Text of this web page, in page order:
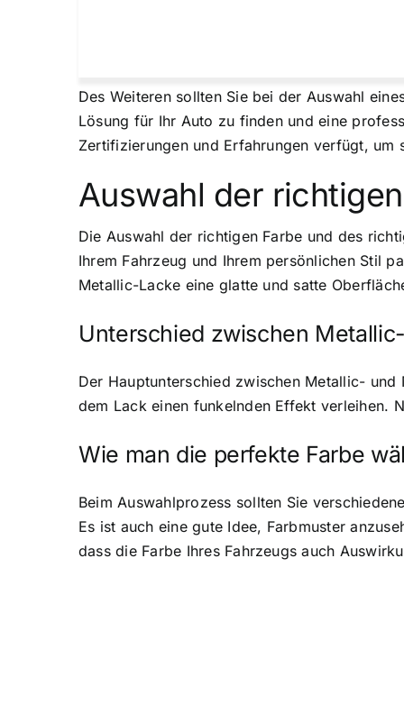
Des Weiteren sollten Sie bei der Auswahl
Lösung für Ihr Auto zu finden und eine
Zertifizierungen und Erfahrungen verfügt, um
Auswahl der
Die Auswahl der richtigen Farbe und des
Ihrem Fahrzeug und Ihrem persönlichen Stil
Metallic-Lacke eine glatte und satte
Unterschied zwischen
Der Hauptunterschied zwischen Metallic-
dem Lack einen funkelnden Effekt verleihen.
Wie man die perfekte Farbe
Beim Auswahlprozess sollten Sie
Es ist auch eine gute Idee, Farbmuster
dass die Farbe Ihres Fahrzeugs auch